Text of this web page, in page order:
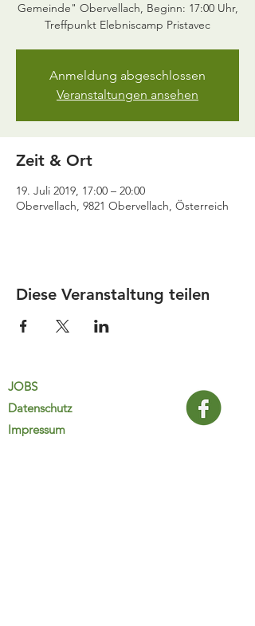
Gemeinde" Obervellach, Beginn: 17:00 Uhr,
Treffpunkt Elebniscamp Pristavec
Anmeldung abgeschlossen
Veranstaltungen ansehen
Zeit & Ort
19. Juli 2019, 17:00 – 20:00
Obervellach, 9821 Obervellach, Österreich
Diese Veranstaltung teilen
JOBS
Datenschutz
Impressum